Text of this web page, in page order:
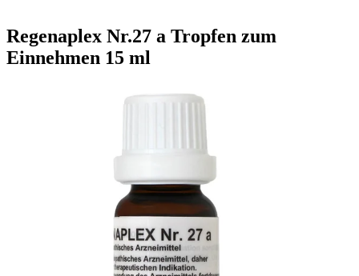
Regenaplex Nr.27 a Tropfen zum
Einnehmen 15 ml